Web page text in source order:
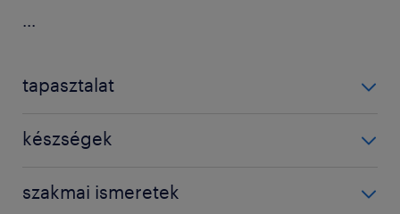
...
tapasztalat
készségek
szakmai ismeretek